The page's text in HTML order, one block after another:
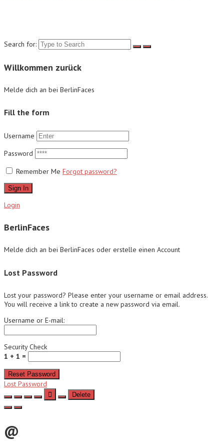
Search for:
Willkommen zurück
Melde dich an bei BerlinFaces
Fill the form
Username
Password
Remember Me Forgot password?
Sign In
Login
BerlinFaces
Melde dich an bei BerlinFaces oder erstelle einen Account
Lost Password
Lost your password? Please enter your username or email address.
You will receive a link to create a new password via email.
Username or E-mail:
Security Check
1 + 1 =
Reset Password
Lost Password
Delete
@